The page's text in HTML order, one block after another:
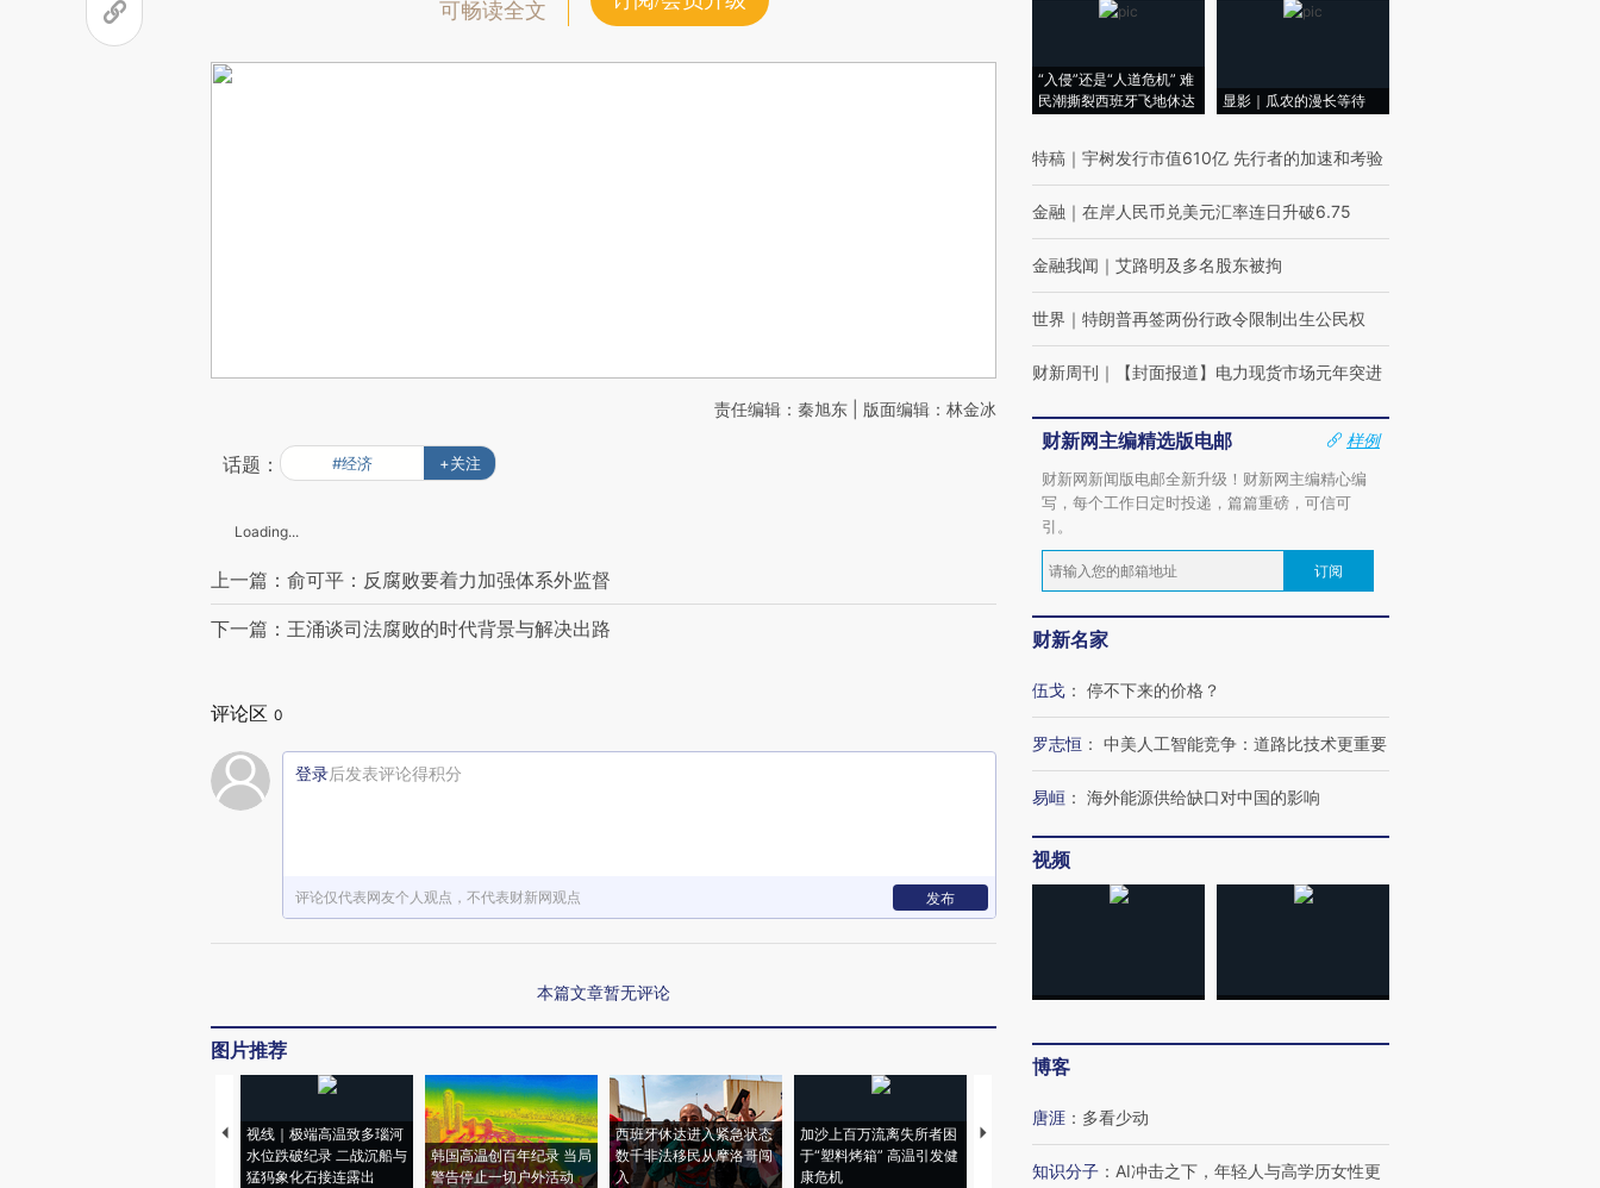
可畅读全文
责任编辑：秦旭东 | 版面编辑：林金冰
话题： #经济 +关注
Loading...
上一篇：俞可平：反腐败要着力加强体系外监督
下一篇：王涌谈司法腐败的时代背景与解决出路
评论区 0
登录后发表评论得积分
评论仅代表网友个人观点，不代表财新网观点 发布
本篇文章暂无评论
图片推荐
视线｜极端高温致多瑙河
水位跌破纪录 二战沉船与
猛犸象化石接连露出
韩国高温创百年纪录 当局
警告停止一切户外活动
西班牙休达进入紧急状态
数千非法移民从摩洛哥闯
入
加沙上百万流离失所者困
于“塑料烤箱” 高温引发健
康危机
视线｜HYROX的吸金
心“花钱找虐”？
毒品
育部长拱下台
“入侵”还是“人道危机” 难
民潮撕裂西班牙飞地休达
显影｜瓜农的漫长等待
特稿 ｜ 宇树发行市值610亿 先行者的加速和考验
金融 ｜ 在岸人民币兑美元汇率连日升破6.75
金融我闻 ｜ 艾路明及多名股东被拘
世界 ｜ 特朗普再签两份行政令限制出生公民权
财新周刊 ｜ 【封面报道】电力现货市场元年突进
财新网主编精选版电邮
样例
财新网新闻版电邮全新升级！财新网主编精心编
写，每个工作日定时投递，篇篇重磅，可信可
引。
订阅
财新名家
伍戈 ： 停不下来的价格？
罗志恒 ： 中美人工智能竞争：道路比技术更重要
易峘 ： 海外能源供给缺口对中国的影响
视频
博客
唐涯 ： 多看少动
知识分子 ： AI冲击之下，年轻人与高学历女性更